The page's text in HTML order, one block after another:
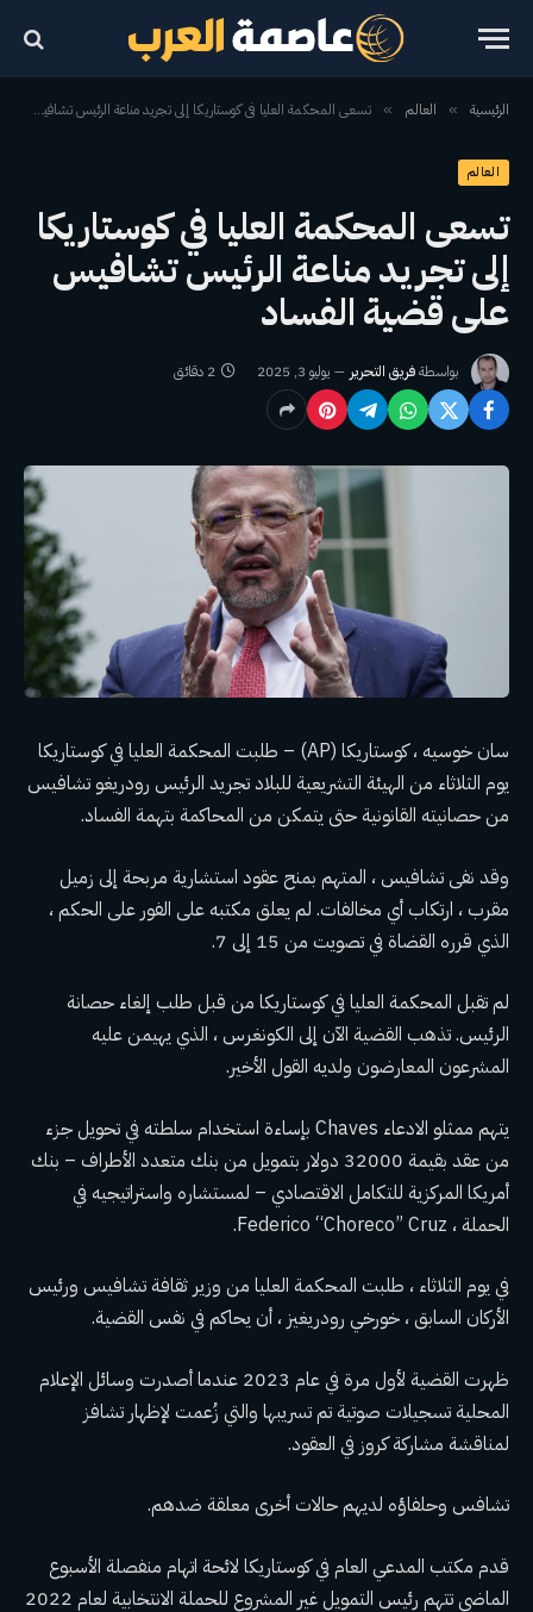
الرئيسية » العالم » تسعى المحكمة العليا في كوستاريكا إلى تجريد مناعة الرئيس تشافيس على قضية الفساد
العالم
تسعى المحكمة العليا في كوستاريكا
إلى تجريد مناعة الرئيس تشافيس
على قضية الفساد
بواسطةفريق التحرير يوليو 3, 2025 2 دقائق
سان خوسيه ، كوستاريكا (AP) – طلبت المحكمة العليا في كوستاريكا
يوم الثلاثاء من الهيئة التشريعية للبلاد تجريد الرئيس رودريغو تشافيس
من حصانيته القانونية حتى يتمكن من المحاكمة بتهمة الفساد.
وقد نفى تشافيس ، المتهم بمنح عقود استشارية مربحة إلى زميل
مقرب ، ارتكاب أي مخالفات. لم يعلق مكتبه على الفور على الحكم ،
الذي قرره القضاة في تصويت من 15 إلى 7.
لم تقبل المحكمة العليا في كوستاريكا من قبل طلب إلغاء حصانة
الرئيس. تذهب القضية الآن إلى الكونغرس ، الذي يهيمن عليه
المشرعون المعارضون ولديه القول الأخير.
يتهم ممثلو الادعاء Chaves بإساءة استخدام سلطته في تحويل جزء
من عقد بقيمة 32000 دولار بتمويل من بنك متعدد الأطراف – بنك
أمريكا المركزية للتكامل الاقتصادي – لمستشاره واستراتيجيه في
الحملة ، Federico “Choreco” Cruz.
في يوم الثلاثاء ، طلبت المحكمة العليا من وزير ثقافة تشافيس ورئيس
الأركان السابق ، خورخي رودريغيز ، أن يحاكم في نفس القضية.
ظهرت القضية لأول مرة في عام 2023 عندما أصدرت وسائل الإعلام
المحلية تسجيلات صوتية تم تسريبها والتي زُعمت لإظهار تشافز
لمناقشة مشاركة كروز في العقود.
تشافس وحلفاؤه لديهم حالات أخرى معلقة ضدهم.
قدم مكتب المدعي العام في كوستاريكا لائحة اتهام منفصلة الأسبوع
الماضي تتهم رئيس التمويل غير المشروع للحملة الانتخابية لعام 2022